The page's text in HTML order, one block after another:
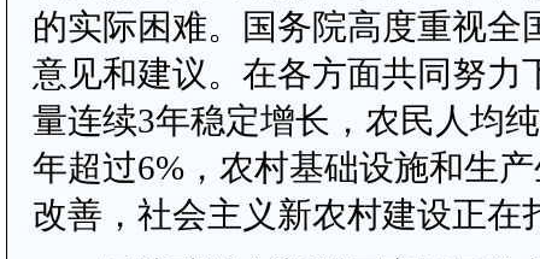
的实际困难。国务院高度重视全
意见和建议。在各方面共同努力
量连续3年稳定增长，农民人均
年超过6%，农村基础设施和生
改善，社会主义新农村建设正在